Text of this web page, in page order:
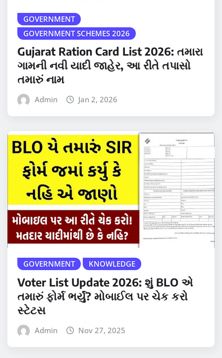
GOVERNMENT
GOVERNMENT SCHEMES 2026
Gujarat Ration Card List 2026: તમારા
ગામની નવી યાદી જાહેર, આ રીતે તપાસો
તમારું નામ
Admin Jan 2, 2026
GOVERNMENT KNOWLEDGE
Voter List Update 2026: શું BLO એ
તમારું ફોર્મ ભર્યું? મોબાઈલ પર ચેક કરો
સ્ટેટસ
Admin Nov 27, 2025